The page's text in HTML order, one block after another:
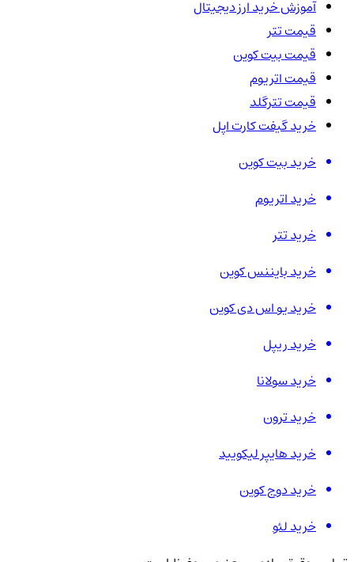
آموزش خرید ارز دیجیتال
قیمت تتر
قیمت بیت کوین
قیمت اتریوم
قیمت تترگلد
خرید گیفت کارت اپل
خرید بیت کوین
خرید اتریوم
خرید تتر
خرید بایننس کوین
خرید یو اس دی کوین
خرید ریپل
خرید سولانا
خرید ترون
خرید هایپر لیکویید
خرید دوج کوین
خرید لئو